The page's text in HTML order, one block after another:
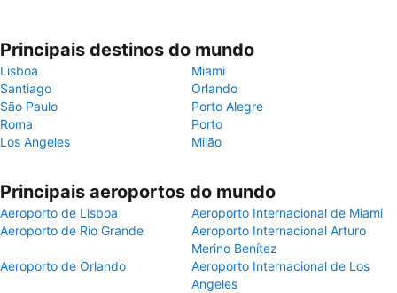
Principais destinos do mundo
Lisboa
Miami
Santiago
Orlando
São Paulo
Porto Alegre
Roma
Porto
Los Angeles
Milão
Principais aeroportos do mundo
Aeroporto de Lisboa
Aeroporto Internacional de Miami
Aeroporto de Rio Grande
Aeroporto Internacional Arturo
Merino Benítez
Aeroporto de Orlando
Aeroporto Internacional de Los
Angeles